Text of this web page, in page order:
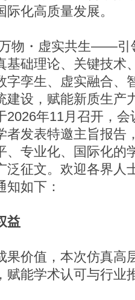
化高质量发展。
物・虚实共生——引
基础理论、关键技术
字孪生、虚实融合、
建设，赋能新质生产
2026年11月召开，
者发表特邀主旨报告
、专业化、国际化的
泛征文。欢迎各界人
如下：
益
果价值，本次仿真高
赋能学术认可与行业